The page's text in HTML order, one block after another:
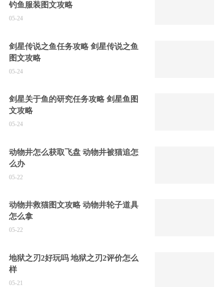
钓鱼服装图文攻略
05-24
剑星传说之鱼任务攻略 剑星传说之鱼
图文攻略
05-24
剑星关于鱼的研究任务攻略 剑星鱼图
文攻略
05-24
动物井怎么获取飞盘 动物井被猫追怎
么办
05-22
动物井救猫图文攻略 动物井轮子道具
怎么拿
05-22
地狱之刃2好玩吗 地狱之刃2评价怎么
样
05-21